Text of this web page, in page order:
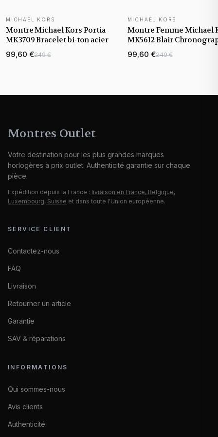
MICHAEL KORS
Montre Michael Kors Portia
MK3709 Bracelet bi-ton acier
99,60 €249 €
MICHAEL KORS
Montre Femme Michael
MK5612 Blair
en Acier et Cristaux
99,60 €249 €
Montres Outlet
Votre destination pour les plus grandes marques
horlogères à prix outlet. Authenticité garantie sur chaque
pièce.
Expédition depuis la France : livraison en France, Belgique,
Luxembourg, Suisse et dans toute l'Union européenne.
SERVICE CLIENT
Contactez-nous
FAQ
Livraison
Retourner un article
Garantie
SAV & réparations
INFORMATIONS
Qui sommes-nous
Avis clients
Authenticité